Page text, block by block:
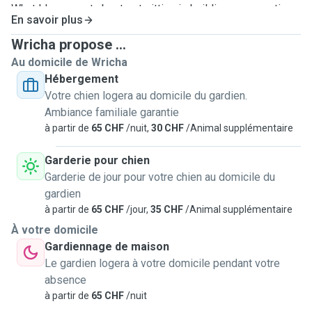
What I love most about pet sitting is building a connection
with animals and making sure they feel safe, loved, and
comfortable while their humans are away. I have a soft spot
for older pets and those needing a bit of extra care,
whether that means giving medication, administering
injections, or simply offering a lot of patience and affection.
I’m calm, trustworthy, and attentive, and I treat every pet like
cuddles, walks, or specialized care, I’m here to help. I’m
happy to work with both vaccinated and unvaccinated
animals, depending on your preferences and situation.
Looking forward to meeting your furry (or feathered!)
friend!
En savoir plus
Wricha propose ...
Au domicile de Wricha
Hébergement
Votre chien logera au domicile du gardien.
Ambiance familiale garantie
à partir de 65 CHF/nuit, 30 CHF/Animal supplémentaire
Garderie pour chien
Garderie de jour pour votre chien au domicile du
gardien
à partir de 65 CHF/jour, 35 CHF/Animal supplémentaire
À votre domicile
Gardiennage de maison
Le gardien logera à votre domicile pendant votre
absence
à partir de 65 CHF/nuit